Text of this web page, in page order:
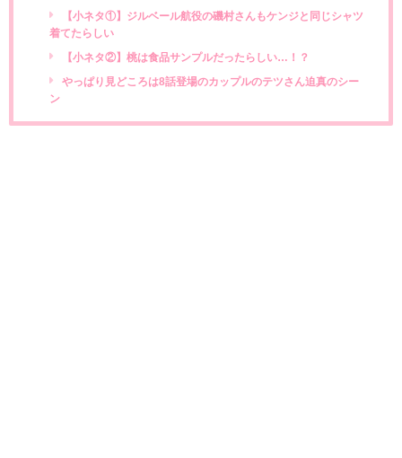
【小ネタ①】ジルベール航役の磯村さんもケンジと同じシャツ
着てたらしい
【小ネタ②】桃は食品サンプルだったらしい…！？
やっぱり見どころは8話登場のカップルのテツさん迫真のシー
ン